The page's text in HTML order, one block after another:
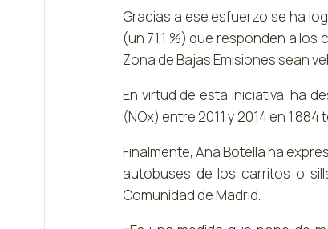
Gracias a ese esfuerzo se ha
(un 71,1 %) que responden a
Zona de Bajas Emisiones sean
En virtud de esta iniciativa, ha
(NOx) entre 2011 y 2014 en
Finalmente, Ana Botella ha
autobuses de los carritos o
Comunidad de Madrid.